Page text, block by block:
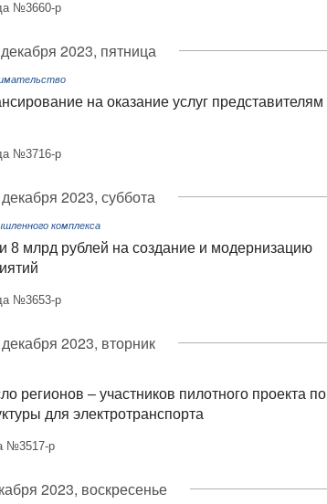
№3660-р
2023, пятница
на оказание услуг представителям
№3716-р
2023, суббота
комплекса
8 млрд рублей на создание и модернизацию
№3653-р
2023, вторник
регионов – участников пилотного проекта по
для электротранспорта
№3517-р
2023, воскресенье